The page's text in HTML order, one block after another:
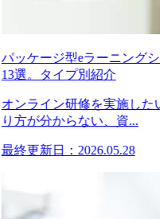
パッケージ型eラーニング
13選。タイプ別紹介
オンライン研修を実施した
り方が分からない、資...
最終更新日：2026.05.28